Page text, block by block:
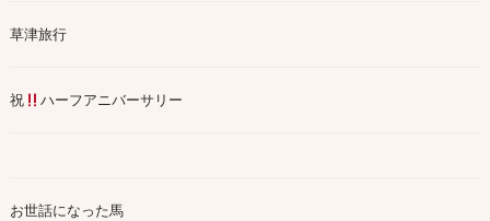
草津旅行
祝 ハーフアニバーサリー
お世話になった馬